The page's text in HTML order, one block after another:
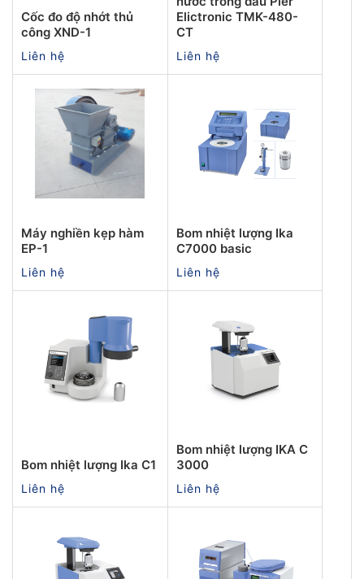
Cốc đo độ nhớt thủ
công XND-1
Liên hệ
Elictronic TMK-480-
CT
Liên hệ
Máy nghiền kẹp hàm
EP-1
Liên hệ
Bom nhiệt lượng Ika
C7000 basic
Liên hệ
Bom nhiệt lượng Ika C1
Liên hệ
Bom nhiệt lượng IKA C
3000
Liên hệ